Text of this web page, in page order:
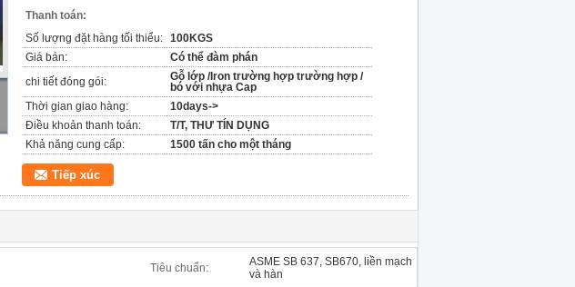
Thanh toán:
Số lượng đặt hàng tối thiểu: 100KGS
Giá bán:
Có thể đàm phán
chi tiết đóng gói:
Gỗ lớp /Iron trường hợp trường hợp /
bó với nhựa Cap
Thời gian giao hàng:
10days->
Điều khoản thanh toán:
T/T, THƯ TÍN DỤNG
Khả năng cung cấp:
1500 tấn cho một tháng
Tiếp xúc
Tiêu chuẩn:
ASME SB 637, SB670, liền mạch
và hàn